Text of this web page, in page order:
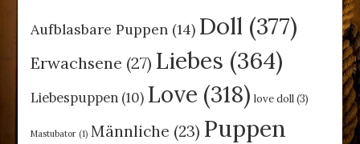
Aufblasbare Puppen (14) Doll (377)
Erwachsene (27) Liebes (364)
Liebespuppen (10) Love (318) love doll(3)
Mastubator (1) Männliche (23) Puppen